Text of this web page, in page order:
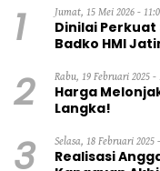
1 Jumat, 15 Mei 2026 -
Dinilai
Badko HMI
2 Rabu, 19 Februari 2025 -
Harga
Langka!
3 Selasa, 18 Februari 2025
Realisasi